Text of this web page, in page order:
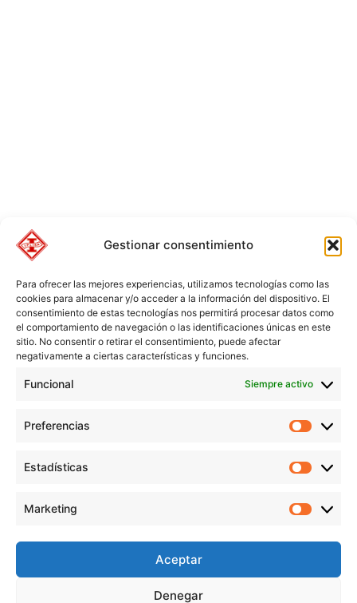
Gestionar consentimiento
Para ofrecer las mejores experiencias, utilizamos tecnologías como las
cookies para almacenar y/o acceder a la información del dispositivo. El
consentimiento de estas tecnologías nos permitirá procesar datos como
el comportamiento de navegación o las identificaciones únicas en este
sitio. No consentir o retirar el consentimiento, puede afectar
negativamente a ciertas características y funciones.
Funcional Siempre activo
Preferencias
Estadísticas
Marketing
Aceptar
Denegar
derechos reservados |
Política de Privacidad|